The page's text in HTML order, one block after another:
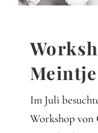
Schreiben
Im Juli
Workshop von